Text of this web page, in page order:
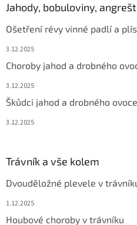
Jahody, bobuloviny,
Ošetření révy vinné padlí a
3.12.2025
Choroby jahod a drobného
3.12.2025
Škůdci jahod a drobného ovoce
3.12.2025
Trávník a vše kolem
Dvouděložné plevele v
1.12.2025
Houbové choroby v trávníku